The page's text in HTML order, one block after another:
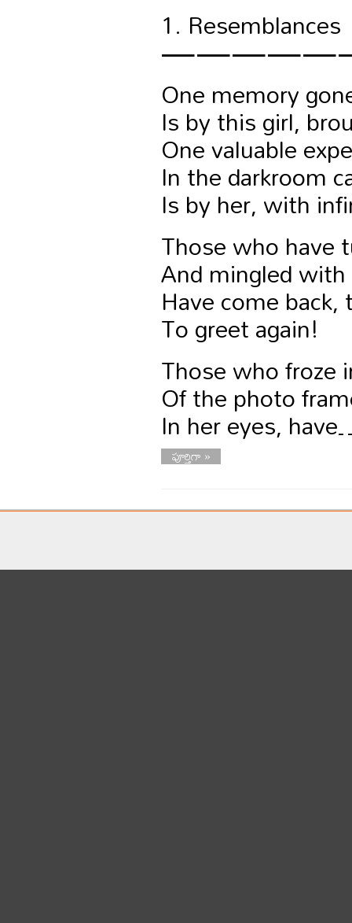
1. Resemblances
One memory
Is by this girl,
One valuable
In the darkroom
Is by her, with
Those who have
And mingled
Have come
To greet again!
Those who froze
Of the photo
In her eyes,
పూర్తిగా »